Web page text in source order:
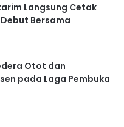
Langsung Cetak
Bersama
Otot dan
pada Laga Pembuka